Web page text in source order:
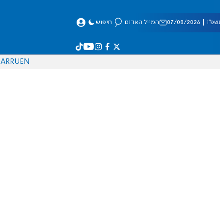
08/2026 המייל האדום חיפוש
EN
RU
AR